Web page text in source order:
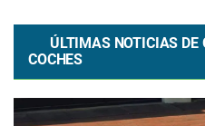
ÚLTIMAS NOTICIAS DE
COCHES